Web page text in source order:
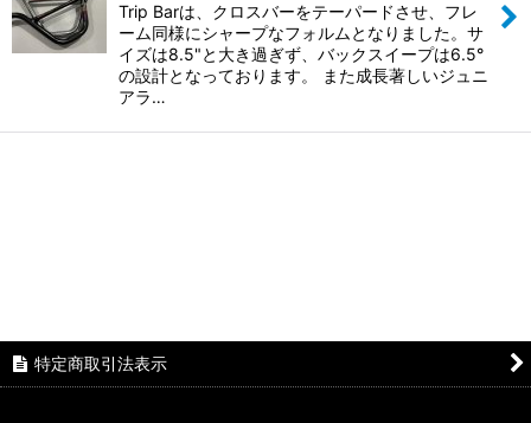
Trip Barは、クロスバーをテーパードさせ、フレ
ーム同様にシャープなフォルムとなりました。サ
イズは8.5"と大き過ぎず、バックスイープは6.5°
の設計となっております。 また成長著しいジュニ
アラ…
特定商取引法表示